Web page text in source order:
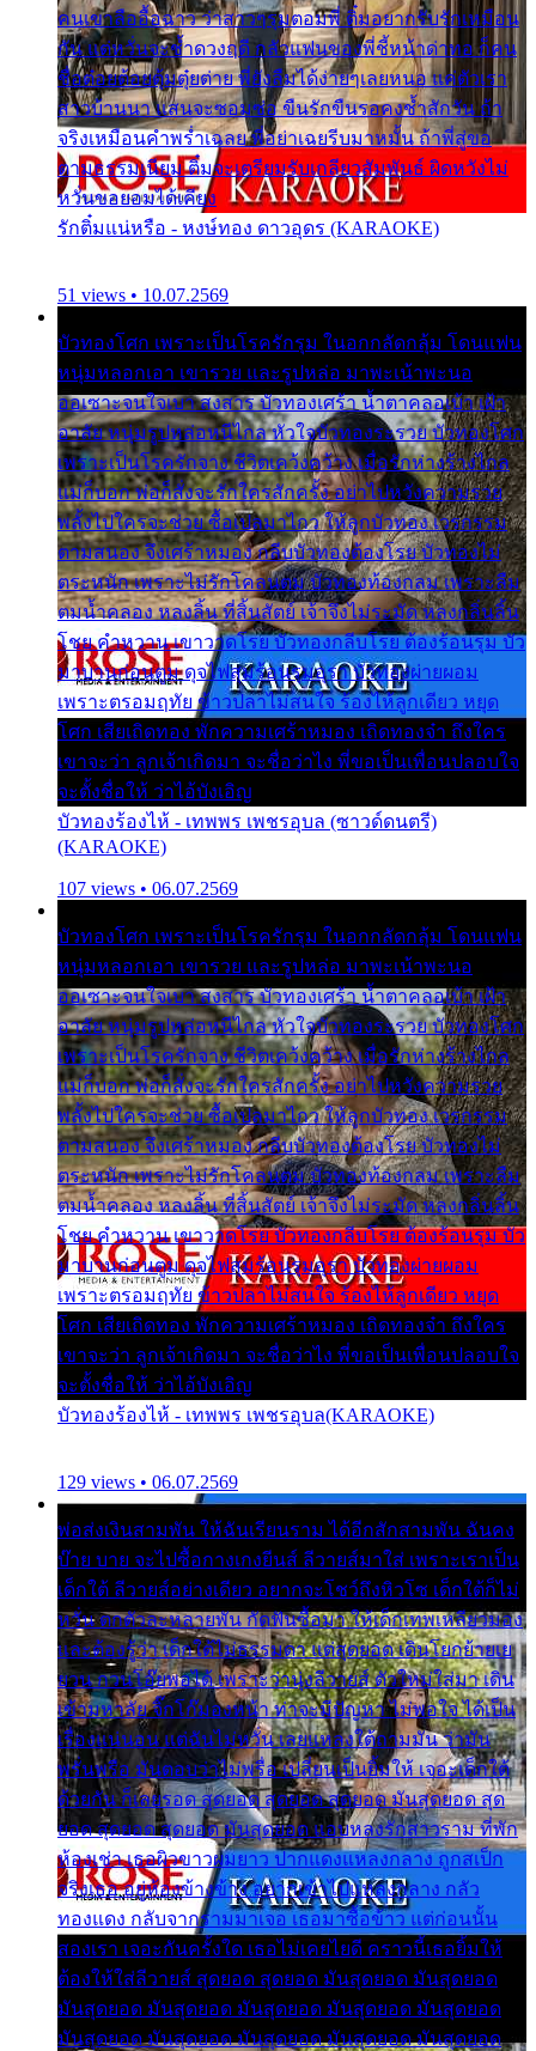
คนเขาลืออื้อฉาว ว่าสาวๆรุมตอมพี่ ติ๋มอยากรับรักเหมือน
กัน แต่หวั่นจะช้ำดวงฤดี กลัวแฟนของพี่ชี้หน้าด่าทอ ก็คน
ชื่อต๋อยต้อยตุ้มตุ๋ยต่าย พี่ยังลืมได้ง่ายๆเลยหนอ แค่ตัวเรา
สาวบ้านนา แสนจะซอมซ่อ ขืนรักขืนรอคงช้ำสักวัน ถ้า
จริงเหมือนคำพร่ำเฉลย พี่อย่าเฉยรีบมาหมั้น ถ้าพี่สู่ขอ
ตามธรรมเนียม ติ๋มจะเตรียมรับเกลียวสัมพันธ์ ผิดหวังไม่
หวั่นขอยอมได้เคียง
รักติ๋มแน่หรือ - หงษ์ทอง ดาวอุดร (KARAOKE)
51 views • 10.07.2569
บัวทองโศก เพราะเป็นโรครักรุม ในอกกลัดกลุ้ม โดนแฟน
หนุ่มหลอกเอา เขารวย และรูปหล่อ มาพะเน้าพะนอ
ออเซาะจนใจเบา สงสาร บัวทองเศร้า น้ำตาคลอเบ้า เฝ้า
อาลัย หนุ่มรูปหล่อหนีไกล หัวใจบัวทองระรวย บัวทองโศก
เพราะเป็นโรครักจาง ชีวิตเคว้งคว้าง เมื่อรักห่างร้างไกล
แม่ก็บอก พ่อก็สั่งจะรักใครสักครั้ง อย่าไปหวังความรวย
พลั้งไปใครจะช่วย ซื้อเปลมาไกว ให้ลูกบัวทอง เวรกรรม
ตามสนอง จึงเศร้าหมอง กลีบบัวทองต้องโรย บัวทองไม่
ตระหนัก เพราะไม่รักโคลนตม บัวทองท้องกลม เพราะลืม
ตมน้ำคลอง หลงลิ้น ที่สิ้นสัตย์ เจ้าจึงไม่ระมัด หลงกลิ่นลิ้น
โชย คำหวาน เขาวาดโรย บัวทองกลีบโรย ต้องร้อนรุม บัว
มาบานก่อนตูม ดุจไฟสุมร้อนรุมอุรา บัวทองผ่ายผอม
เพราะตรอมฤทัย ข้าวปลาไม่สนใจ ร้องไห้ลูกเดียว หยุด
โศก เสียเถิดทอง พักความเศร้าหมอง เถิดทองจ๋า ถึงใคร
เขาจะว่า ลูกเจ้าเกิดมา จะชื่อว่าไง พี่ขอเป็นเพื่อนปลอบใจ
จะตั้งชื่อให้ ว่าไอ้บังเอิญ
บัวทองร้องไห้ - เทพพร เพชรอุบล (ซาวด์ดนตรี)
(KARAOKE)
107 views • 06.07.2569
บัวทองโศก เพราะเป็นโรครักรุม ในอกกลัดกลุ้ม โดนแฟน
หนุ่มหลอกเอา เขารวย และรูปหล่อ มาพะเน้าพะนอ
ออเซาะจนใจเบา สงสาร บัวทองเศร้า น้ำตาคลอเบ้า เฝ้า
อาลัย หนุ่มรูปหล่อหนีไกล หัวใจบัวทองระรวย บัวทองโศก
เพราะเป็นโรครักจาง ชีวิตเคว้งคว้าง เมื่อรักห่างร้างไกล
แม่ก็บอก พ่อก็สั่งจะรักใครสักครั้ง อย่าไปหวังความรวย
พลั้งไปใครจะช่วย ซื้อเปลมาไกว ให้ลูกบัวทอง เวรกรรม
ตามสนอง จึงเศร้าหมอง กลีบบัวทองต้องโรย บัวทองไม่
ตระหนัก เพราะไม่รักโคลนตม บัวทองท้องกลม เพราะลืม
ตมน้ำคลอง หลงลิ้น ที่สิ้นสัตย์ เจ้าจึงไม่ระมัด หลงกลิ่นลิ้น
โชย คำหวาน เขาวาดโรย บัวทองกลีบโรย ต้องร้อนรุม บัว
มาบานก่อนตูม ดุจไฟสุมร้อนรุมอุรา บัวทองผ่ายผอม
เพราะตรอมฤทัย ข้าวปลาไม่สนใจ ร้องไห้ลูกเดียว หยุด
โศก เสียเถิดทอง พักความเศร้าหมอง เถิดทองจ๋า ถึงใคร
เขาจะว่า ลูกเจ้าเกิดมา จะชื่อว่าไง พี่ขอเป็นเพื่อนปลอบใจ
จะตั้งชื่อให้ ว่าไอ้บังเอิญ
บัวทองร้องไห้ - เทพพร เพชรอุบล(KARAOKE)
129 views • 06.07.2569
พ่อส่งเงินสามพัน ให้ฉันเรียนราม ได้อีกสักสามพัน ฉันคง
บ๊าย บาย จะไปซื้อกางเกงยีนส์ ลีวายส์มาใส่ เพราะเราเป็น
เด็กใต้ ลีวายส์อย่างเดียว อยากจะโชว์ถึงหิวโซ เด็กใต้ก็ไม่
หวั่น ตกตัวละหลายพัน กัดฟันซื้อมา ให้เด็กเทพเหลียวมอง
และต้องรู้ว่า เด็กใต้ไม่ธรรมดา แต่สุดยอด เดินโยกย้ายเย
ยวน กวนโอ๊ยพอได้ เพราะว่านุ่งลีวายส์ ตัวใหม่ใส่มา เดิน
เข้ามหาลัย จิ๊กโก๊มองหน้า ท่าจะมีปัญหา ไม่พอใจ ได้เป็น
เรื่องแน่นอน แต่ฉันไม่หวั่น เลยแหลงใต้ถามมัน ว่ามัน
พรั่นพรือ มันตอบว่าไม่พรื่อ เปลี่ยนเป็นยิ้มให้ เจอะเด็กใต้
ด้วยกัน ก็เลยรอด สุดยอด สุดยอด สุดยอด มันสุดยอด สุด
ยอด สุดยอด สุดยอด มันสุดยอด แอบหลงรักสาวราม ที่พัก
ห้องเช่า เธอผิวขาวผมยาว ปากแดงแหลงกลาง ถูกสเป็ก
จริงเธอ อยู่ห้องข้างข้าง อยากเข้าไปแหลงกลาง กลัว
ทองแดง กลับจากรามมาเจอ เธอมาซื้อข้าว แต่ก่อนนั้น
สองเรา เจอะกันครั้งใด เธอไม่เคยไยดี คราวนี้เธอยิ้มให้
ต้องให้ใส่ลีวายส์ สุดยอด สุดยอด มันสุดยอด มันสุดยอด
มันสุดยอด มันสุดยอด มันสุดยอด มันสุดยอด มันสุดยอด
มันสุดยอด มันสุดยอด มันสุดยอด มันสุดยอด มันสุดยอด